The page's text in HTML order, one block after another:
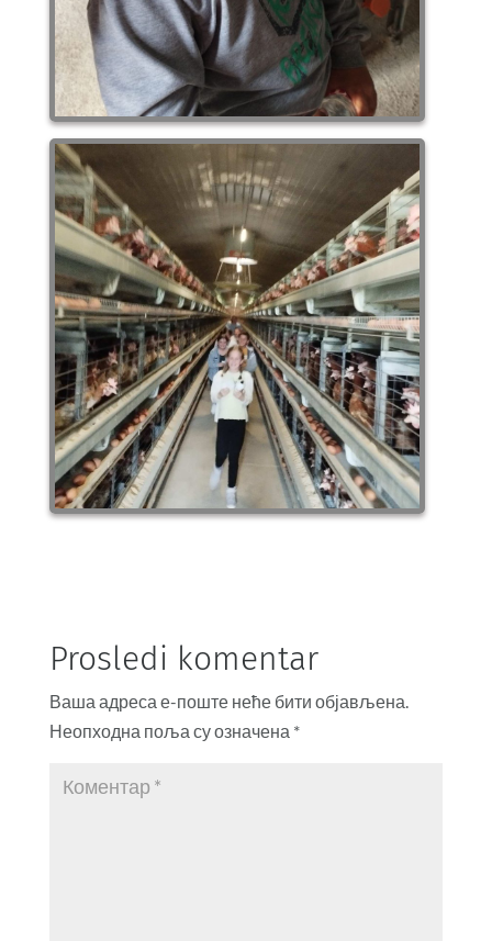
Prosledi komentar
Ваша адреса е-поште неће бити објављена.
Неопходна поља су означена *